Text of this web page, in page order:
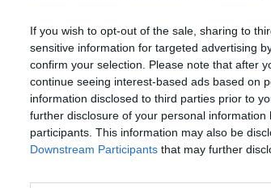
If you wish to opt-out of the sale, sharing to
sensitive information for targeted advertising
confirm your selection. Please note that after
continue seeing interest-based ads based on
information disclosed to third parties prior to
further disclosure of your personal information
participants. This information may also be
Downstream Participants that may further
varit i Söderköping och Arvika. Så här